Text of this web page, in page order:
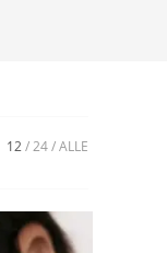
12 24 ALLE